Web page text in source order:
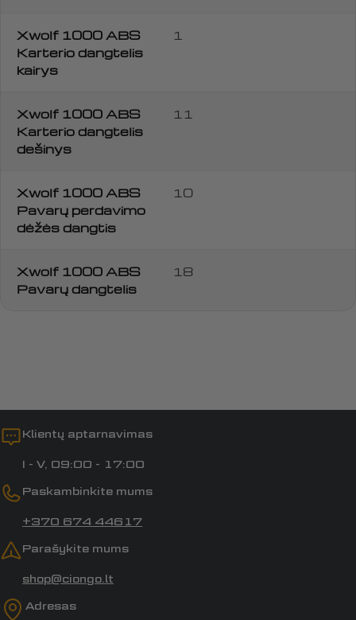
Xwolf 1000 ABS
Karterio dangtelis
kairys
1
Xwolf 1000 ABS
Karterio dangtelis
dešinys
11
Xwolf 1000 ABS
Pavarų perdavimo
dėžės dangtis
10
Xwolf 1000 ABS
Pavarų dangtelis
18
Klientų aptarnavimas
I - V, 09:00 - 17:00
Paskambinkite mums
+370 674 44617
Parašykite mums
shop@ciongo.lt
Adresas